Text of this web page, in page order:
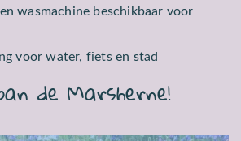
en wasmachine beschikbaar voor
voor water, fiets en stad
de Marsherne!